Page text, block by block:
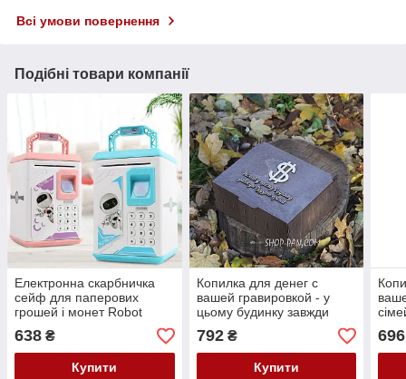
Всі умови повернення
Подібні товари компанії
Електронна скарбничка
сейф для паперових
грошей і монет Robot
Bodyguard
638 ₴
Купити
Копилка для денег с
вашей гравировкой - у
цьому будинку завжди
будуть гроші
792₴
Купити
696